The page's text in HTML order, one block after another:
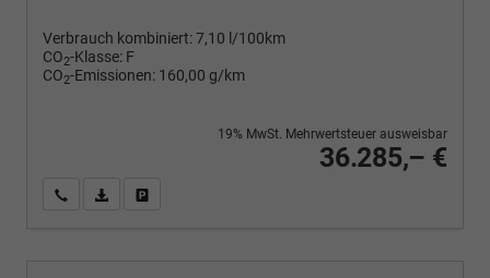
Verbrauch kombiniert:7,10 l/100km
CO2-Klasse: F
CO2-Emissionen: 160,00 g/km
36.285,– €
19% MwSt. Mehrwertsteuer ausweisbar
Wir rufen Sie anPDF-Fahrzeugexposé drucken